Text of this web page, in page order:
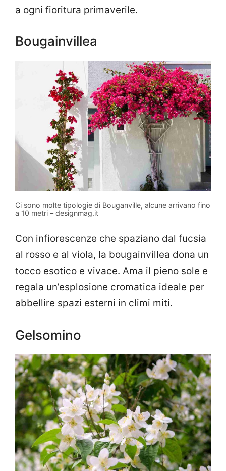
a ogni fioritura primaverile.
Bougainvillea
Ci sono molte tipologie di Bouganville, alcune arrivano fino
a 10 metri – designmag.it
Con infiorescenze che spaziano dal fucsia
al rosso e al viola, la bougainvillea dona un
tocco esotico e vivace. Ama il pieno sole e
regala un’esplosione cromatica ideale per
abbellire spazi esterni in climi miti.
Gelsomino